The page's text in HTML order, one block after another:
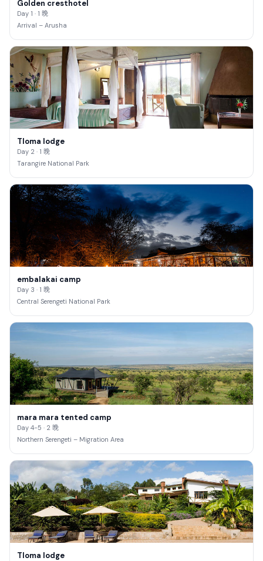
Golden cresthotel
Day 1 · 1 晚
Arrival – Arusha
Tloma lodge
Day 2 · 1 晚
Tarangire National Park
embalakai camp
Day 3 · 1 晚
Central Serengeti National Park
mara mara tented camp
Day 4-5 · 2 晚
Northern Serengeti – Migration Area
Tloma lodge